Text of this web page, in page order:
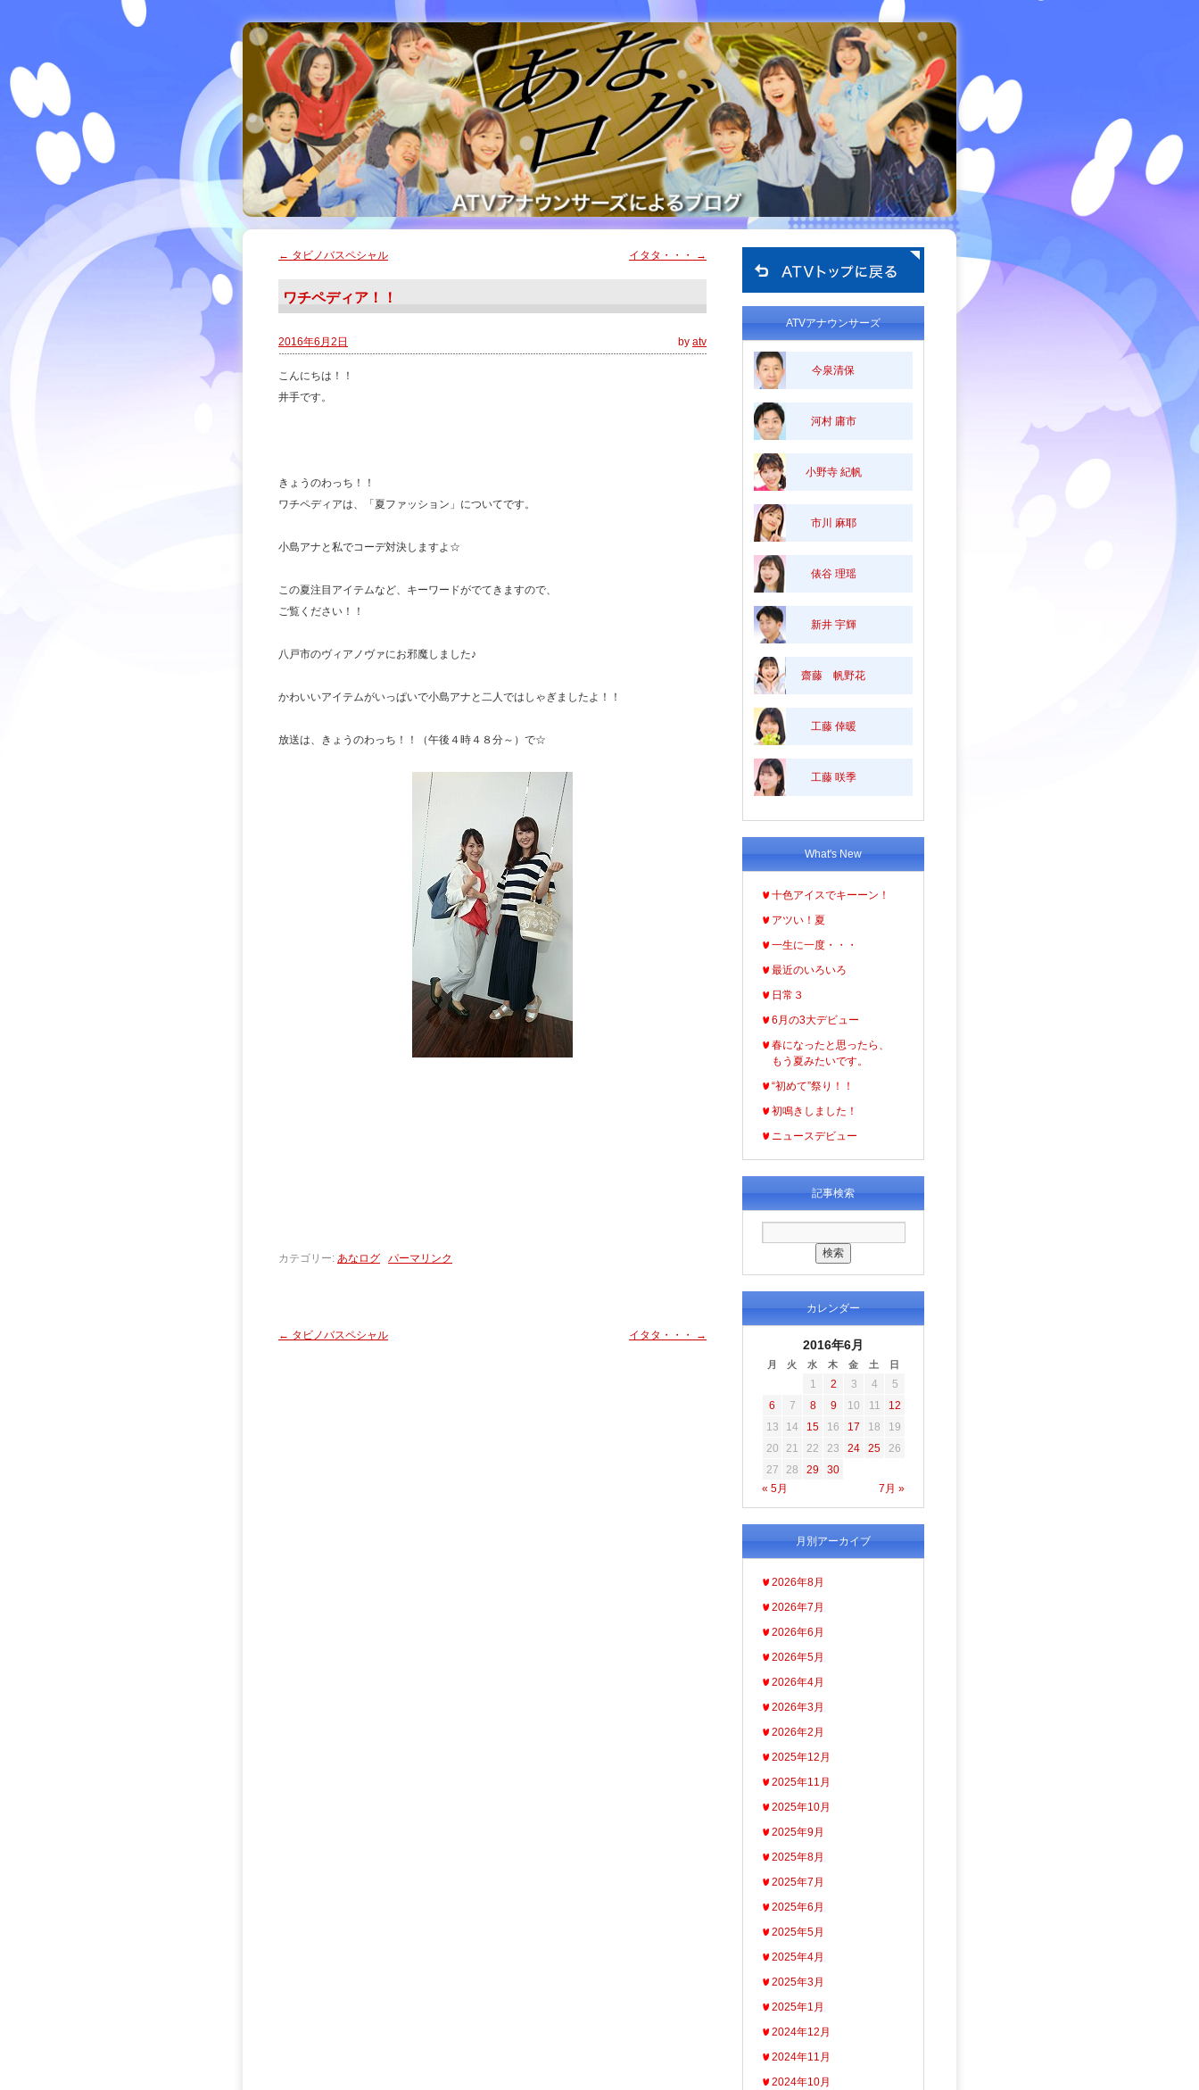
← タビノバスペシャル イタタ・・・ →
ワチペディア！！
2016年6月2日 by atv
こんにちは！！
井手です。
きょうのわっち！！
ワチペディアは、「夏ファッション」についてです。
小島アナと私でコーデ対決しますよ☆
この夏注目アイテムなど、キーワードがでてきますので、
ご覧ください！！
八戸市のヴィアノヴァにお邪魔しました♪
かわいいアイテムがいっぱいで小島アナと二人ではしゃぎましたよ！！
放送は、きょうのわっち！！（午後４時４８分～）で☆
カテゴリー: あなログ パーマリンク
← タビノバスペシャル イタタ・・・ →
ATVアナウンサーズ
今泉清保
河村 庸市
小野寺 紀帆
市川 麻耶
俵谷 理瑶
新井 宇輝
齋藤 帆野花
工藤 倖暖
工藤 咲季
What's New
十色アイスでキーーン！
アツい！夏
一生に一度・・・
最近のいろいろ
日常３
6月の3大デビュー
春になったと思ったら、
もう夏みたいです。
“初めて”祭り！！
初鳴きしました！
ニュースデビュー
記事検索
カレンダー
2016年6月
月 火 水 木 金 土 日
« 5月 7月 »
1 2 3 4
5
6
7 8 9 10 11
12
13
14 15 16 17 18
19
20
21 22 23 24 25
26
27
28 29 30
月別アーカイブ
2026年8月
2026年7月
2026年6月
2026年5月
2026年4月
2026年3月
2026年2月
2025年12月
2025年11月
2025年10月
2025年9月
2025年8月
2025年7月
2025年6月
2025年5月
2025年4月
2025年3月
2025年1月
2024年12月
2024年11月
2024年10月